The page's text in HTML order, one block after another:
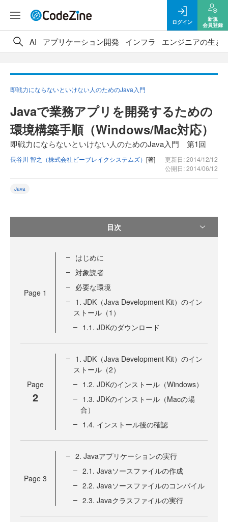
ログイン
新規
会員登録
AI アプリケーション開発 インフラ エンジニアの生き
即戦力にならないといけない人のためのJava入門
Javaで業務アプリを開発するための
環境構築手順（Windows/Mac対応）
即戦力にならないといけない人のためのJava入門 第1回
長谷川 智之（株式会社ビーブレイクシステムズ） [著]
更新日: 2014/12/12
公開日: 2014/06/12
Java
目次
Page 1
はじめに
対象読者
必要な環境
1. JDK（Java Development Kit）のイン
ストール（1）
1.1. JDKのダウンロード
Page
2
1. JDK（Java Development Kit）のイン
ストール（2）
1.2. JDKのインストール（Windows）
1.3. JDKのインストール（Macの場
合）
1.4. インストール後の確認
Page 3
2. Javaアプリケーションの実行
2.1. Javaソースファイルの作成
2.2. Javaソースファイルのコンパイル
2.3. Javaクラスファイルの実行